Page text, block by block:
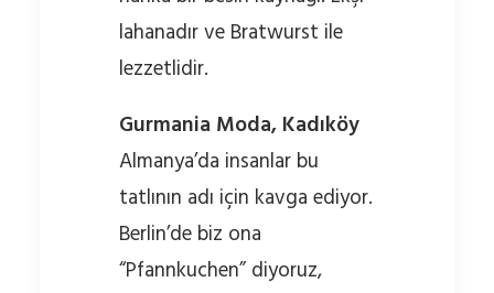
lahanadır ve Bratwurst ile
lezzetlidir.
Gurmania Moda, Kadıköy
Almanya’da insanlar bu
tatlının adı için kavga ediyor.
Berlin’de biz ona
“Pfannkuchen” diyoruz,